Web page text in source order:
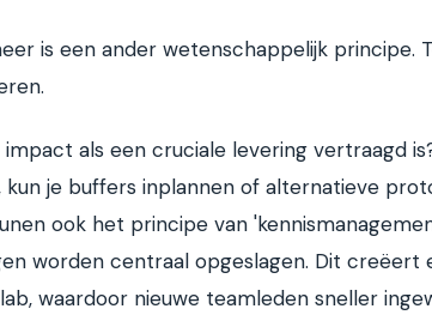
is een ander wetenschappelijk principe.
impact als een cruciale levering vertraagd
kun je buffers inplannen of alternatieve
ook het principe van
worden centraal opgeslagen. Dit creëert
waardoor nieuwe teamleden sneller